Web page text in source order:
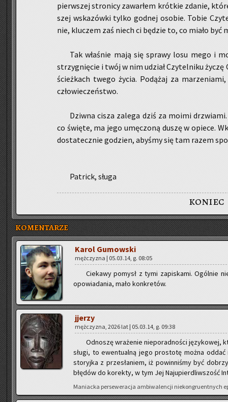
pierw­szej stro­ni­cy za­war­łem krót­kie zda­nie,
szej wska­zów­ki tylko god­nej oso­bie. Tobie
nie, klu­czem zaś niech ci bę­dzie to, co miało być
Tak wła­śnie mają się spra­wy losu mego i
strzy­gnię­cie i twój w nim udział Czy­tel­ni­ku życzę
ścież­kach twego życia. Po­dą­żaj za
czło­wie­czeń­stwo.
Dziw­na cisza za­le­ga dziś za moimi
co świę­te, ma jego umę­czo­ną duszę w opie­ce.
do­sta­tecz­nie go­dzien, aby­śmy się tam razem
Pa­trick, sługa
koniec
KOMENTARZE
Karol Gu­mow­ski
męż­czy­zna | 05.03.14, g. 08:05
Cie­ka­wy po­mysł z tymi za­pi­ska­mi. Ogól­nie
opo­wia­da­nia, mało kon­kre­tów.
jje­rzy
męż­czy­zna, 2026 lat | 05.03.14, g. 09:38
Od­no­szę wra­że­nie nie­po­rad­no­ści ję­zy­ko­wej,
sługi, to ewen­tu­al­ną jego pro­sto­tę można
sto­ryj­ka z prze­sła­niem, iż po­win­ni­śmy być
błę­dów do ko­rek­ty, w tym Jej Naj­upier­dliw­szość
Ma­niac­ka per­se­we­ra­cja am­bi­wa­len­cji nie­kon­gru­ent­nych